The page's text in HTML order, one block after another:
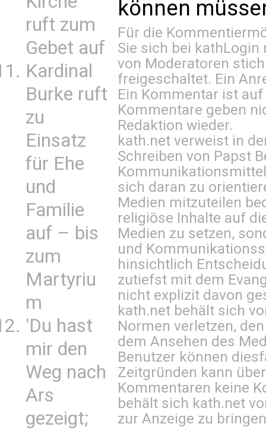
ruft zum
Gebet auf
Kardinal
Burke ruft
zu
Einsatz
für Ehe
und
Familie
auf – bis
zum
Martyriu
m
'Du hast
mir den
Weg nach
Ars
gezeigt;
können
Für die
Sie sich bei kathLogin
von Moderatoren
freigeschaltet. Ein
Ein Kommentar ist
Kommentare geben
Redaktion wieder.
kath.net verweist in
Schreiben von Papst
sich daran zu
Medien mitzuteilen
religiöse Inhalte auf
Medien zu setzen,
und
hinsichtlich
zutiefst mit dem
nicht explizit davon
kath.net behält sich
Normen verletzen,
dem Ansehen des
Benutzer können
Zeitgründen kann
Kommentaren keine
behält sich kath.net
zur Anzeige zu